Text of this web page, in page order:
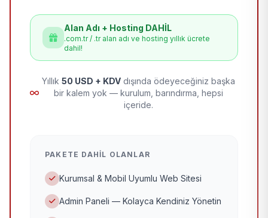
Alan Adı + Hosting DAHİL
.com.tr / .tr alan adı ve hosting yıllık ücrete
dahil!
Yıllık 50 USD + KDV dışında ödeyeceğiniz başka
bir kalem yok — kurulum, barındırma, hepsi
içeride.
PAKETE DAHIL OLANLAR
Kurumsal & Mobil Uyumlu Web Sitesi
Admin Paneli — Kolayca Kendiniz Yönetin